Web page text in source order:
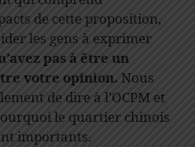
de cette proposition,
les gens à exprimer
pas à être un
votre opinion. Nous
de dire à l’OCPM et
le quartier chinois
importants.